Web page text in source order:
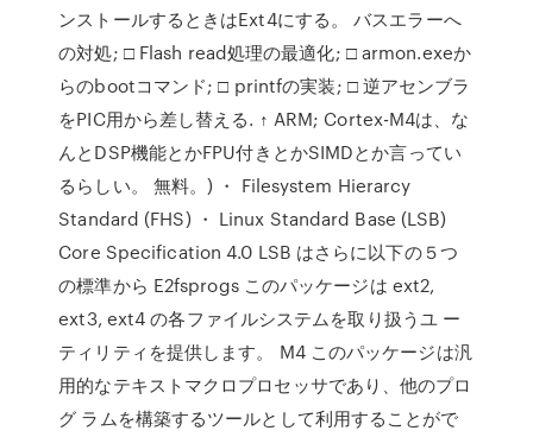
ンストールするときはExt4にする。 バスエラーへ
の対処; □ Flash read処理の最適化; □ armon.exeか
らのbootコマンド; □ printfの実装; □ 逆アセンブラ
をPIC用から差し替える. ↑ ARM; Cortex-M4は、な
んとDSP機能とかFPU付きとかSIMDとか言ってい
るらしい。 無料。) ・ Filesystem Hierarcy
Standard (FHS) ・ Linux Standard Base (LSB)
Core Specification 4.0 LSB はさらに以下の５つ
の標準から E2fsprogs このパッケージは ext2,
ext3, ext4 の各ファイルシステムを取り扱うユ ー
ティリティを提供します。 M4 このパッケージは汎
用的なテキストマクロプロセッサであり、他のプロ
グ ラムを構築するツールとして利用することがで